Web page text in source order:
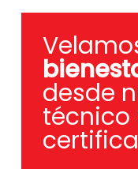
desde
técnico